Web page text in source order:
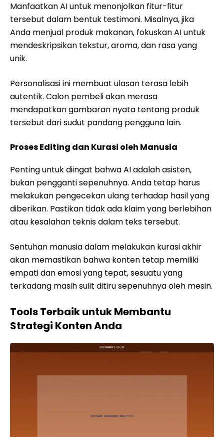
Manfaatkan AI untuk menonjolkan fitur-fitur
tersebut dalam bentuk testimoni. Misalnya, jika
Anda menjual produk makanan, fokuskan AI untuk
mendeskripsikan tekstur, aroma, dan rasa yang
unik.
Personalisasi ini membuat ulasan terasa lebih
autentik. Calon pembeli akan merasa
mendapatkan gambaran nyata tentang produk
tersebut dari sudut pandang pengguna lain.
Proses Editing dan Kurasi oleh Manusia
Penting untuk diingat bahwa AI adalah asisten,
bukan pengganti sepenuhnya. Anda tetap harus
melakukan pengecekan ulang terhadap hasil yang
diberikan. Pastikan tidak ada klaim yang berlebihan
atau kesalahan teknis dalam teks tersebut.
Sentuhan manusia dalam melakukan kurasi akhir
akan memastikan bahwa konten tetap memiliki
empati dan emosi yang tepat, sesuatu yang
terkadang masih sulit ditiru sepenuhnya oleh mesin.
Tools Terbaik untuk Membantu
Strategi Konten Anda